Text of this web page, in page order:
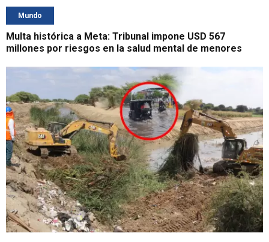
Mundo
Multa histórica a Meta: Tribunal impone USD 567
millones por riesgos en la salud mental de menores